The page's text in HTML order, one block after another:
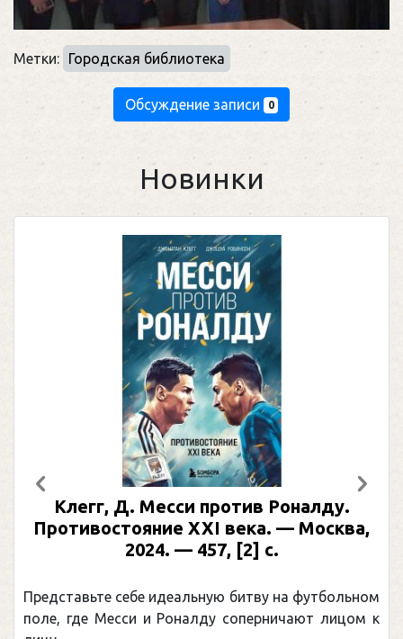
Метки: Городская библиотека
Обсуждение записи 0
Новинки
Клегг, Д. Месси против Роналду.
Противостояние XXI века. — Москва,
2024. — 457, [2] с.
Представьте себе идеальную битву на футбольном
поле, где Месси и Роналду соперничают лицом к
Предыдущий